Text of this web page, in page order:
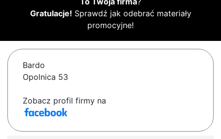
Gratulacje! Sprawdź jak odebrać materiały
promocyjne!
Bardo
Opolnica 53
Zobacz profil firmy na